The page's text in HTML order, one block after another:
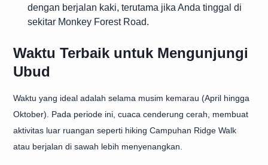
dengan berjalan kaki, terutama jika Anda tinggal di
sekitar Monkey Forest Road.
Waktu Terbaik untuk Mengunjungi
Ubud
Waktu yang ideal adalah selama musim kemarau (April hingga
Oktober). Pada periode ini, cuaca cenderung cerah, membuat
aktivitas luar ruangan seperti hiking Campuhan Ridge Walk
atau berjalan di sawah lebih menyenangkan.